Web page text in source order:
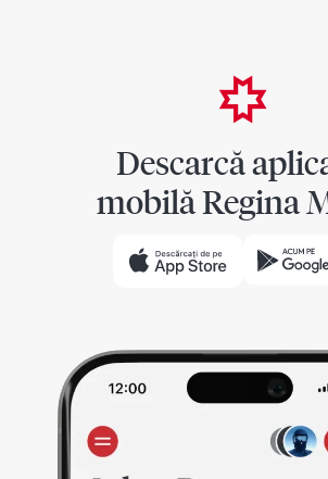
Descarcă
mobilă Regina